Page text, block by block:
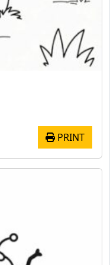
PRINT